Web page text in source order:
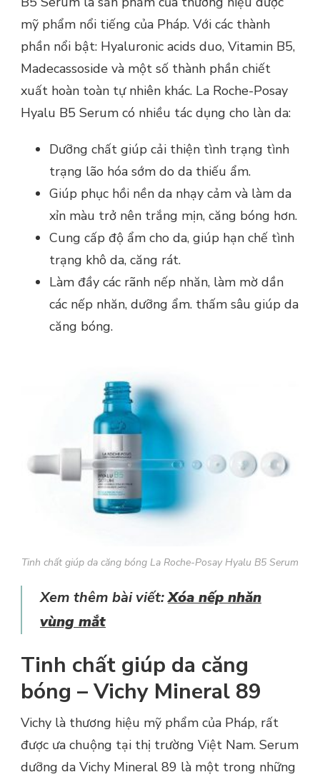
mỹ phẩm nổi tiếng của Pháp. Với các thành
phần nổi bật: Hyaluronic acids duo, Vitamin B5,
Madecassoside và một số thành phần chiết
xuất hoàn toàn tự nhiên khác. La Roche-Posay
Hyalu B5 Serum có nhiều tác dụng cho làn da:
Dưỡng chất giúp cải thiện tình trạng tình
trạng lão hóa sớm do da thiếu ẩm.
Giúp phục hồi nền da nhạy cảm và làm da
xỉn màu trở nên trắng mịn, căng bóng hơn.
Cung cấp độ ẩm cho da, giúp hạn chế tình
trạng khô da, căng rát.
Làm đầy các rãnh nếp nhăn, làm mờ dần
các nếp nhăn, dưỡng ẩm. thấm sâu giúp da
căng bóng.
Tinh chất giúp da căng bóng La Roche-Posay Hyalu B5 Serum
Xem thêm bài viết:Xóa nếp nhăn
vùng mắt
Tinh chất giúp da căng
bóng – Vichy Mineral 89
Vichy là thương hiệu mỹ phẩm của Pháp, rất
được ưa chuộng tại thị trường Việt Nam. Serum
dưỡng da Vichy Mineral 89 là một trong những